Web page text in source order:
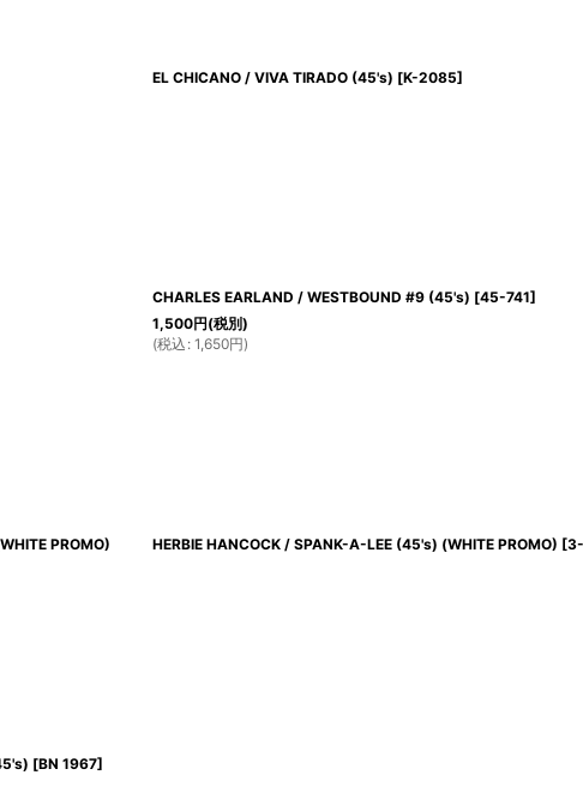
EL CHICANO / VIVA TIRADO (45's) [K-2085]
CHARLES EARLAND / WESTBOUND #9 (45's) [45-741]
1,500円(税別)
(税込 : 1,650円)
PROMO)
HERBIE HANCOCK / SPANK-A-LEE (45's) (WHITE PROMO) [
[BN 1967]